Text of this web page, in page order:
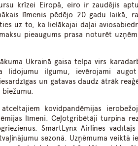
krīzei Eiropā, eiro ir zaudējis
līmenis pēdējo 20 gadu laikā,
uz to, ka lielākajai daļai
pieaugums prasa noturēt
Ukrainā gaisa telpa virs
lidojumu ilgumu, ievērojami
un gatavas daudz ātrāk
kovidpandēmijas
līmeni. Ceļotgribētāji turpina
SmartLynx Airlines
sezonā. Uzņēmuma